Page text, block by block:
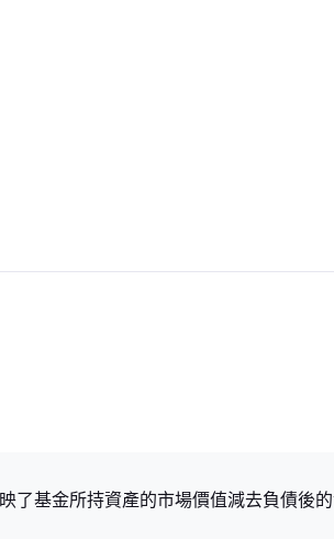
了基金所持資產的市場價值減去負債後